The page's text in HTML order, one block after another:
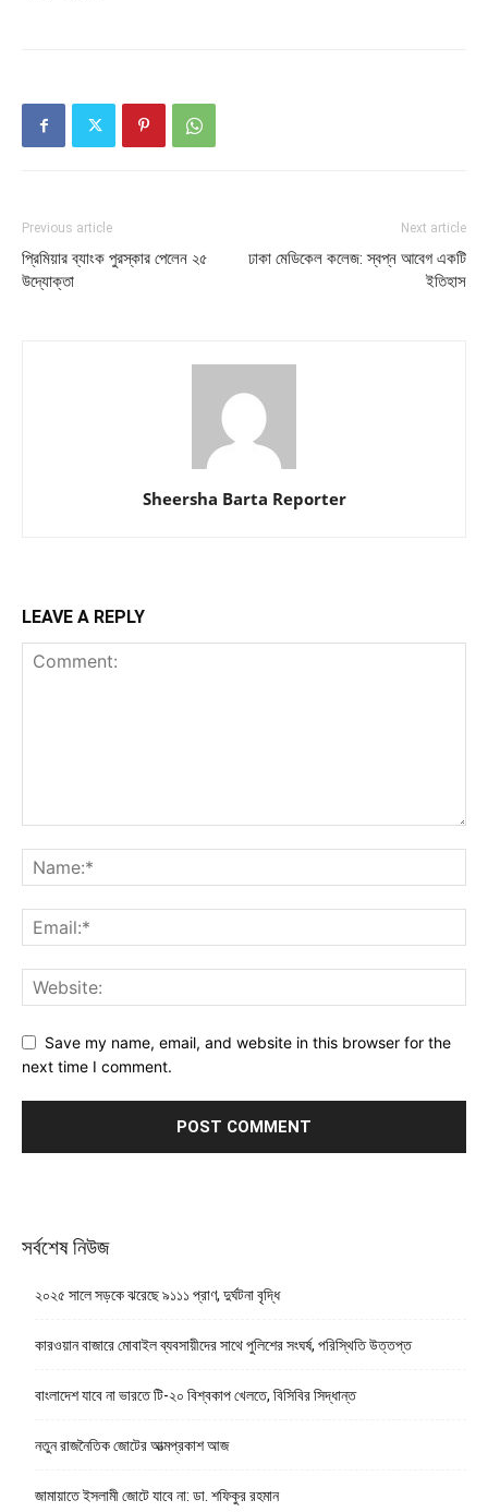
Previous article
প্রিমিয়ার ব্যাংক পুরস্কার পেলেন ২৫
উদ্যোক্তা
Next article
ঢাকা মেডিকেল কলেজ: স্বপ্ন আবেগ একটি
ইতিহাস
Sheersha Barta Reporter
LEAVE A REPLY
Save my name, email, and website in this browser for the
next time I comment.
সর্বশেষ নিউজ
২০২৫ সালে সড়কে ঝরেছে ৯১১১ প্রাণ, দুর্ঘটনা বৃদ্ধি
কারওয়ান বাজারে মোবাইল ব্যবসায়ীদের সাথে পুলিশের সংঘর্ষ, পরিস্থিতি উত্তপ্ত
বাংলাদেশ যাবে না ভারতে টি-২০ বিশ্বকাপ খেলতে, বিসিবির সিদ্ধান্ত
নতুন রাজনৈতিক জোটের আত্মপ্রকাশ আজ
জামায়াতে ইসলামী জোটে যাবে না: ডা. শফিকুর রহমান